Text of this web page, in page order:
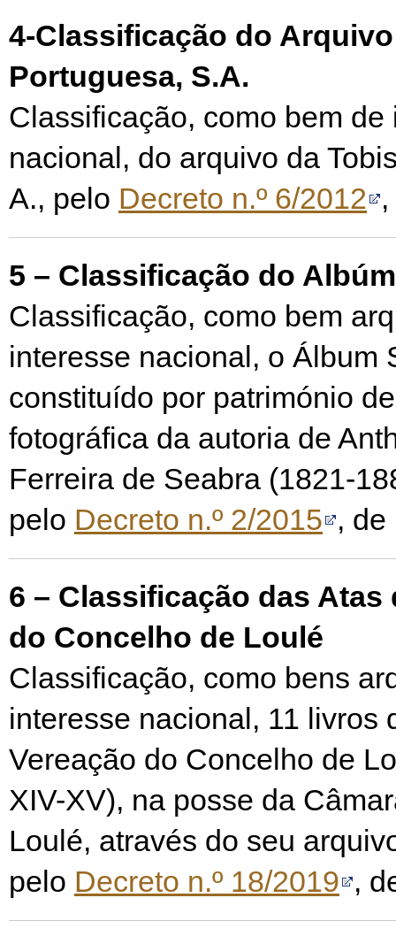
4-Classificação do
Portuguesa, S.A.
Classificação, como bem de
nacional, do arquivo da
A., pelo Decreto n.º 6/2012
5 – Classificação do
Classificação, como bem
interesse nacional, o Álbum
constituído por património
fotográfica da autoria de
Ferreira de Seabra (1821-
pelo Decreto n.º 2/2015 , de
6 – Classificação das Atas
do Concelho de Loulé
Classificação, como bens
interesse nacional, 11 livros
Vereação do Concelho de
XIV-XV), na posse da
Loulé, através do seu
pelo Decreto n.º 18/2019 ,